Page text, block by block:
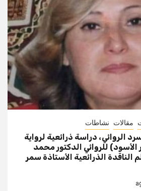
مقالات نشاطات
الروائي، دراسة ذرائعية لرواية
الأسود) للروائي الدكتور محمد
الناقدة الذرائعية الأستاذة سمر